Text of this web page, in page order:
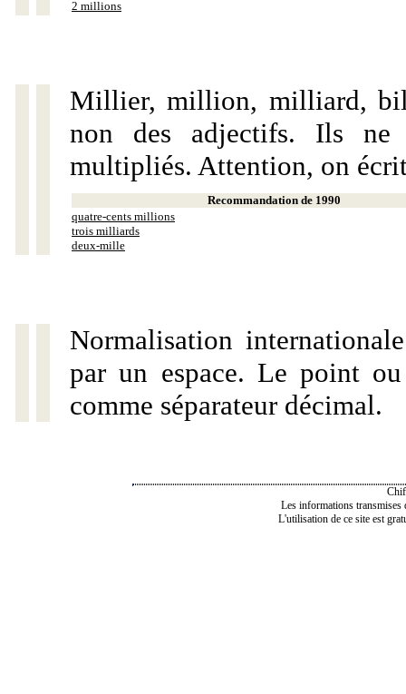
2 millions
Millier, million, milliard,
non des adjectifs. Ils ne
multipliés. Attention, on
Recommandation de 1990
quatre-cents millions
trois milliards
deux-mille
Normalisation
par un espace. Le point
comme séparateur décimal.
Les informations transmises
L'utilisation de ce site est